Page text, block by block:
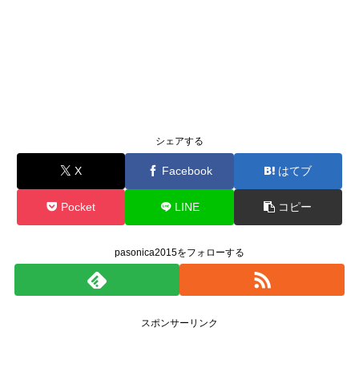
シェアする
X Facebook はてブ
Pocket LINE コピー
pasonica2015をフォローする
スポンサーリンク